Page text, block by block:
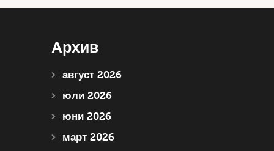
Архив
август 2026
юли 2026
юни 2026
март 2026